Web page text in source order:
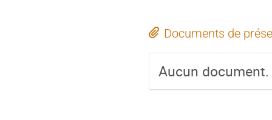
Documents de
Aucun document.